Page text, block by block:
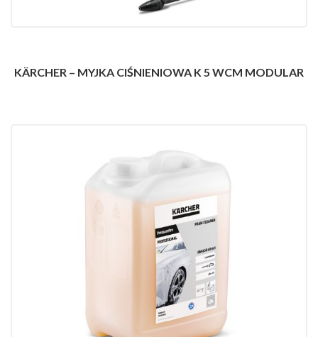
KÄRCHER – MYJKA CIŚNIENIOWA K 5 WCM MODULAR